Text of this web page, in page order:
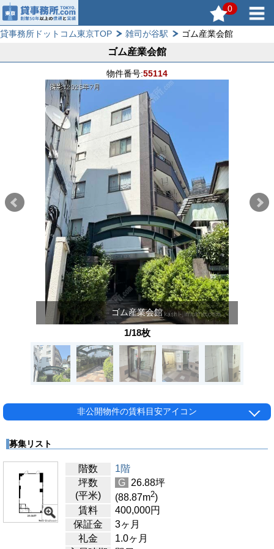
0
貸事務所ドットコム東京TOP 雑司が谷駅 ゴム産業会館
ゴム産業会館
物件番号:55114
ゴム産業会館
1/18枚
非公開物件の賃料目安アイコン
募集リスト
階数
1階
坪数
(平米)
G 26.88坪
(88.87m2)
賃料
400,000円
保証金
3ヶ月
礼金
1.0ヶ月